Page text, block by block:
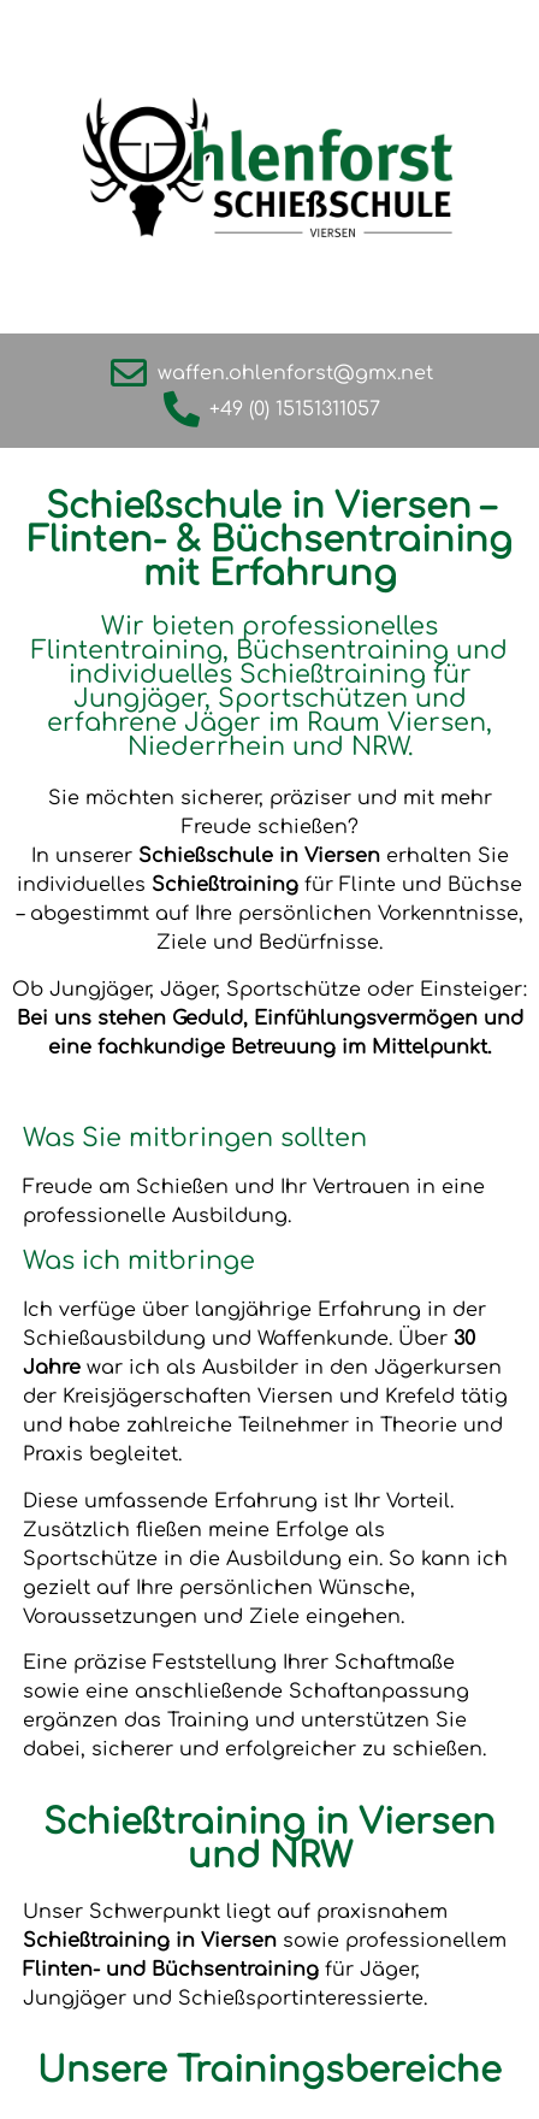
waffen.ohlenforst@gmx.net
+49 (0) 15151311057
Schießschule in Viersen –
Flinten- & Büchsentraining
mit Erfahrung
Wir bieten professionelles
Flintentraining, Büchsentraining und
individuelles Schießtraining für
Jungjäger, Sportschützen und
erfahrene Jäger im Raum Viersen,
Niederrhein und NRW.
Sie möchten sicherer, präziser und mit mehr
Freude schießen?
In unserer Schießschule in Viersenerhalten Sie
individuelles Schießtraining für Flinte und Büchse
– abgestimmt auf Ihre persönlichen Vorkenntnisse,
Ziele und Bedürfnisse.
Ob Jungjäger, Jäger, Sportschütze oder Einsteiger:
Bei uns stehen Geduld, Einfühlungsvermögen und
eine fachkundige Betreuung im Mittelpunkt.
Was Sie mitbringen sollten
Freude am Schießen und Ihr Vertrauen in eine
professionelle Ausbildung.
Was ich mitbringe
Ich verfüge über langjährige Erfahrung in der
Schießausbildung und Waffenkunde. Über 30
Jahrewar ich als Ausbilder in den Jägerkursen
der Kreisjägerschaften Viersen und Krefeld tätig
und habe zahlreiche Teilnehmer in Theorie und
Praxis begleitet.
Diese umfassende Erfahrung ist Ihr Vorteil.
Zusätzlich fließen meine Erfolge als
Sportschütze in die Ausbildung ein. So kann ich
gezielt auf Ihre persönlichen Wünsche,
Voraussetzungen und Ziele eingehen.
Eine präzise Feststellung Ihrer Schaftmaße
sowie eine anschließende Schaftanpassung
ergänzen das Training und unterstützen Sie
dabei, sicherer und erfolgreicher zu schießen.
Schießtraining in Viersen
und NRW
Unser Schwerpunkt liegt auf praxisnahem
Schießtraining in Viersensowie professionellem
Flinten- und Büchsentrainingfür Jäger,
Jungjäger und Schießsportinteressierte.
Unsere Trainingsbereiche